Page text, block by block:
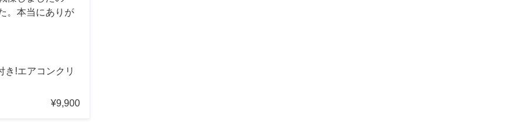
。本当にありが
き!エアコンクリ
¥9,900